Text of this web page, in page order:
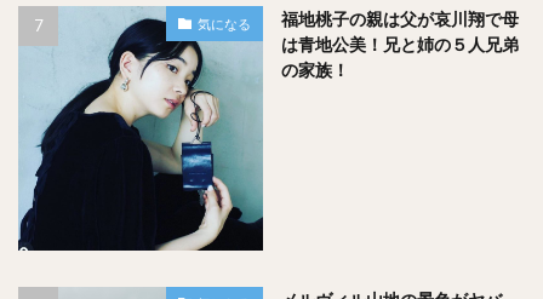
おおぉ！！さすが多部未華子さん。★４つ評価です！！
皆さんの結果はいかがでしたでしょうか？
気になる
福地桃子の親は父が哀川翔で母
は青地公美！兄と姉の５人兄弟
の家族！